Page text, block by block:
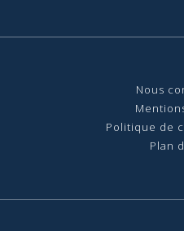
Nous
Politique de
Plan